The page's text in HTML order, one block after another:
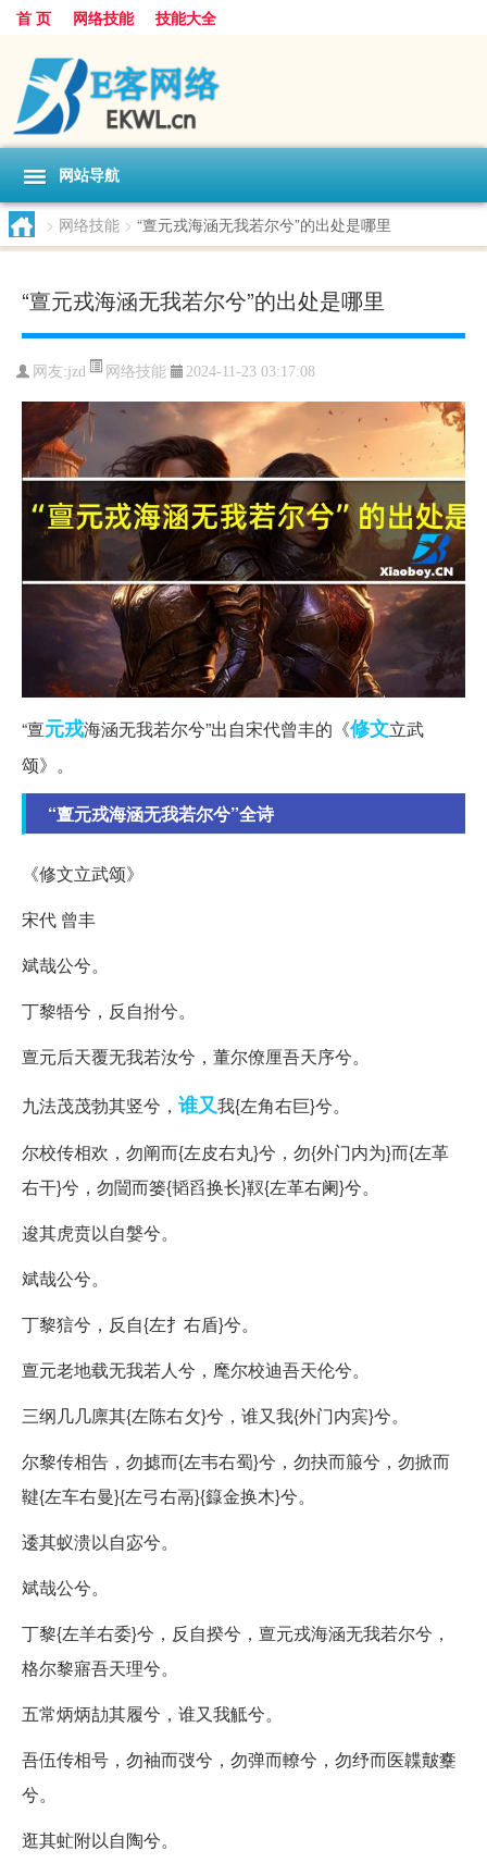
首 页 网络技能 技能大全
网站导航
> 网络技能 > “亶元戎海涵无我若尔兮”的出处是哪里
“亶元戎海涵无我若尔兮”的出处是哪里
网友:jzd 网络技能 2024-11-23 03:17:08
“亶元戎海涵无我若尔兮”出自宋代曾丰的《修文立武
颂》。
“亶元戎海涵无我若尔兮”全诗
《修文立武颂》
宋代 曾丰
斌哉公兮。
丁黎牾兮，反自拊兮。
亶元后天覆无我若汝兮，董尔僚厘吾天序兮。
九法茂茂勃其竖兮， 谁又我{左角右巨}兮。
尔校传相欢，勿阐而{左皮右丸}兮，勿{外门内为}而{左革
右干}兮，勿闓而篓{韬舀换长}靫{左革右阑}兮。
逡其虎贲以自媻兮。
斌哉公兮。
丁黎狺兮，反自{左扌右盾}兮。
亶元老地载无我若人兮，麾尔校迪吾天伦兮。
三纲几几廪其{左陈右攵}兮，谁又我{外门内宾}兮。
尔黎传相告，勿摅而{左韦右蜀}兮，勿抉而箙兮，勿掀而
鞬{左车右曼}{左弓右鬲}{籙金换木}兮。
逶其蚁溃以自宓兮。
斌哉公兮。
丁黎{左羊右委}兮，反自揆兮，亶元戎海涵无我若尔兮，
格尔黎寤吾天理兮。
五常炳炳劼其履兮，谁又我觝兮。
吾伍传相号，勿袖而弢兮，勿弹而轑兮，勿纾而医韘皾櫜
兮。
逛其虻附以自陶兮。